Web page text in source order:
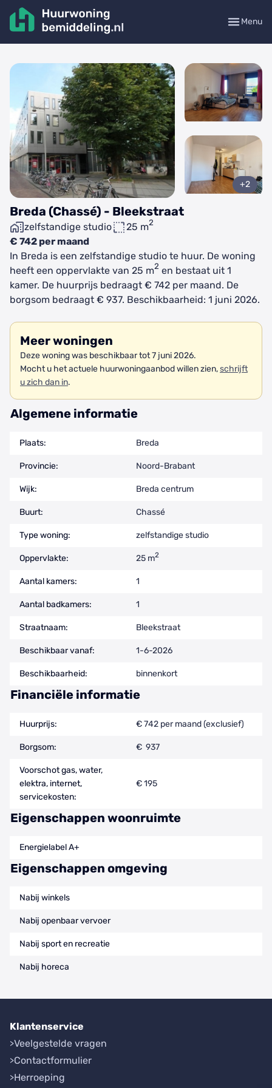
Menu
Breda (Chassé) - Bleekstraat
zelfstandige studio 25 m2
€ 742 per maand
+2
In Breda is een zelfstandige studio te huur. De woning
heeft een oppervlakte van 25 m2 en bestaat uit 1
kamer. De huurprijs bedraagt € 742 per maand. De
borgsom bedraagt € 937. Beschikbaarheid: 1 juni 2026.
Meer woningen
Deze woning was beschikbaar tot 7 juni 2026.
Mocht u het actuele huurwoningaanbod willen zien,schrijft
u zich dan in.
Algemene informatie
Plaats: Breda
Provincie: Noord-Brabant
Wijk: Breda centrum
Buurt: Chassé
Type woning: zelfstandige studio
Oppervlakte: 25 m2
Aantal kamers: 1
Aantal badkamers: 1
Straatnaam: Bleekstraat
Beschikbaar vanaf: 1-6-2026
Beschikbaarheid: binnenkort
Financiële informatie
Huurprijs: € 742 per maand (exclusief)
Borgsom: € 937
Voorschot gas, water,
elektra, internet,
servicekosten:
€ 195
Eigenschappen woonruimte
Energielabel A+
Eigenschappen omgeving
Nabij winkels
Nabij openbaar vervoer
Nabij sport en recreatie
Nabij horeca
Klantenservice
Veelgestelde vragen
Contactformulier
Herroeping